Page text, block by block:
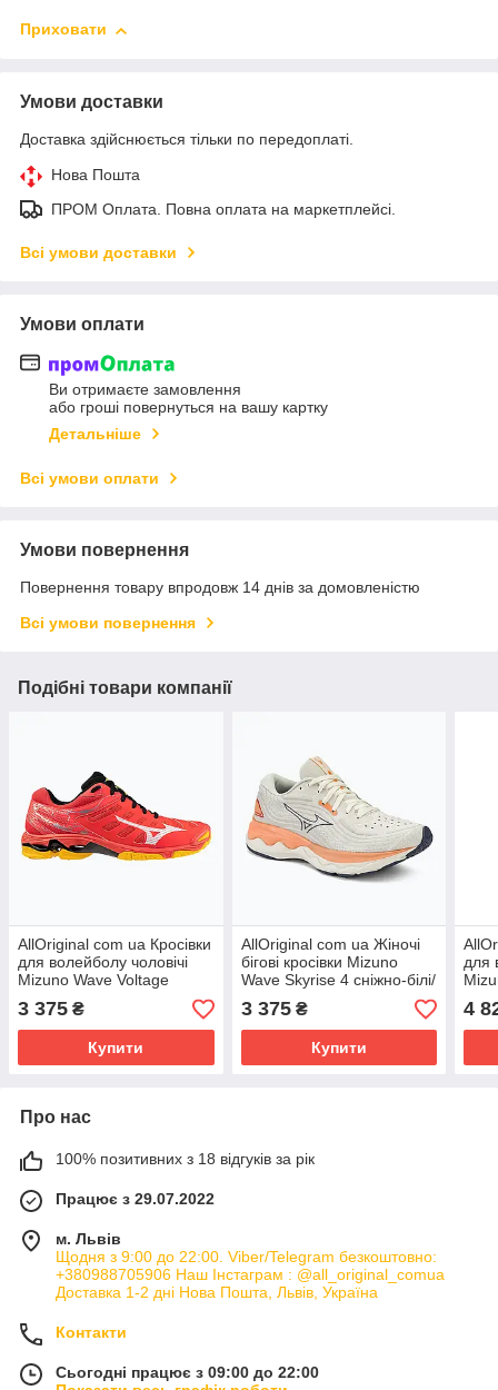
Приховати
Умови доставки
Доставка здійснюється тільки по передоплаті.
Нова Пошта
ПРОМ Оплата. Повна оплата на маркетплейсі.
Всі умови доставки
Умови оплати
Ви отримаєте замовлення
або гроші повернуться на вашу картку
Детальніше
Всі умови оплати
Умови повернення
Повернення товару впродовж 14 днів за домовленістю
Всі умови повернення
Подібні товари компанії
AllOriginal com ua Кросівки
для волейболу чоловічі
Mizuno Wave Voltage
radiant red/white/carrot curl
РОЗМІРИ
3 375 ₴
Купити
AllOriginal com ua Жіночі
бігові кросівки Mizuno
Wave Skyrise 4 сніжно-білі/
сині/кораловий риф
РОЗМІРИ
3 375₴
Купити
для
4
Про нас
100% позитивних з 18 відгуків за рік
Працює з 29.07.2022
м. Львів
Щодня з 9:00 до 22:00. Viber/Telegram безкоштовно:
+380988705906 Наш Інстаграм : @all_original_comua
Доставка 1-2 дні Нова Пошта, Львів, Україна
Контакти
Сьогодні працює з 09:00 до 22:00